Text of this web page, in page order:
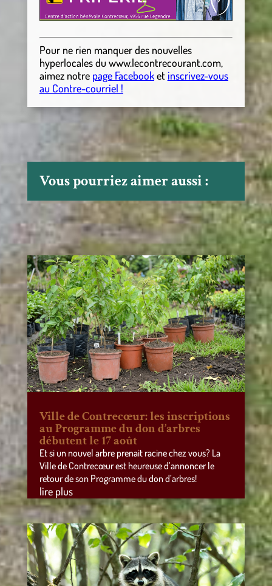
Pour ne rien manquer des nouvelles
hyperlocalesdu www.lecontrecourant.com,
aimez notre page Facebooket inscrivez-vous
au Contre-courriel !
Vous pourriez aimer aussi :
Ville de Contrecœur: les inscriptions
au Programme du don d’arbres
débutent le 17 août
Et si un nouvel arbre prenait racine chez vous? La
Ville de Contrecœur est heureuse d’annoncer le
retour de son Programme du don d’arbres!
lire plus